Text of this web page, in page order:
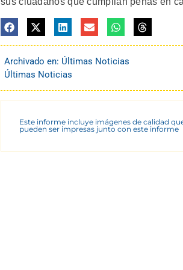
Archivado en: Últimas Noticias
Últimas Noticias
Este informe incluye imágenes de calidad
pueden ser impresas junto con este informe